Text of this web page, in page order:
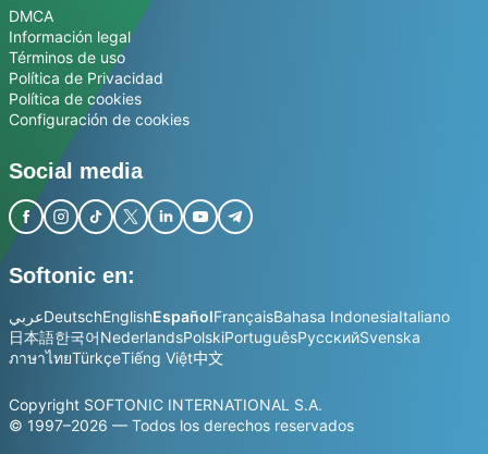
DMCA
Información legal
Términos de uso
Política de Privacidad
Política de cookies
Configuración de cookies
Social media
Softonic en:
عربيDeutschEnglishEspañolFrançaisBahasa IndonesiaItaliano
日本語한국어NederlandsPolskiPortuguêsРусскийSvenska
ภาษาไทยTürkçeTiếng Việt中文
Copyright SOFTONIC INTERNATIONAL S.A.
© 1997–2026 — Todos los derechos reservados